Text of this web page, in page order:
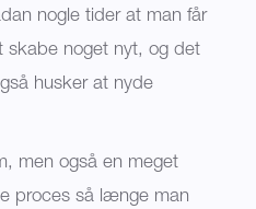
nogle tider at man får
noget nyt, og det
husker at nyde
men også en meget
proces så længe man